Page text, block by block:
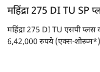
महिंद्रा 275 DI TU SP
महिंद्रा 275 DI TU एसपी
6,42,000 रुपये (एक्स-शोरूम*)